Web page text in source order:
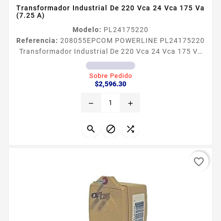
Transformador Industrial De 220 Vca 24 Vca 175 Va
(7.25 A)
Modelo: PL24175220
Referencia: 208055EPCOM POWERLINE PL24175220
Transformador Industrial De 220 Vca 24 Vca 175 Va
(7.25 A) Transformador de 220VCA a 24VCA a 175
VA Caracteriacutesticas Fiacutesicas y
Eleacutectricas Voltaje de entrada 220 Vca 5060 Hz
Potencia Maacutexima 175 VA 725A Garantiacutea 1
eficiencia de conversioacuten de este...
Sobre Pedido
$2,596.30Precio
remove add
  
favorite_border